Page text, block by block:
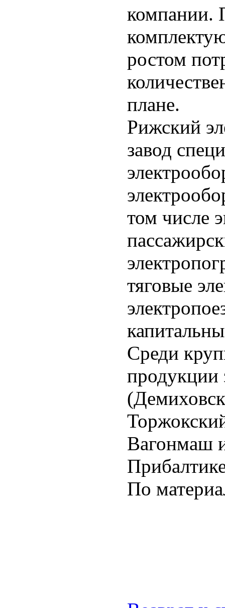
компании.
ростом
плане.
Рижский
завод
том числе
тяговые
Среди
продукции
Вагонмаш
По